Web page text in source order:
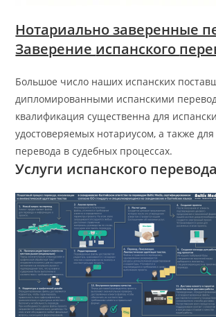
Нотариально заверенные
Заверение испанского
Большое число наших испанских
дипломированными испанскими
квалификация существенна для
удостоверяемых нотариусом, а также для
перевода в судебных процессах.
Услуги испанского перевода